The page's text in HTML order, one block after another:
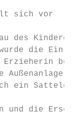
sich vor
des
die
Erzieherin
Außenanlage
ein
und die